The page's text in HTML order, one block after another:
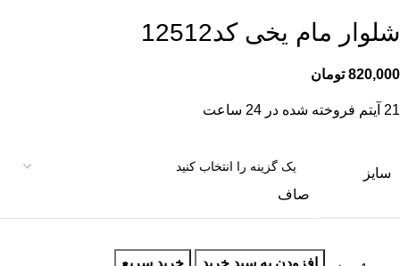
شلوار مام یخی کد12512
820,000 تومان
21 آیتم فروخته شده در 24 ساعت
سایز
صاف
افزودن به سبد خرید خرید سریع